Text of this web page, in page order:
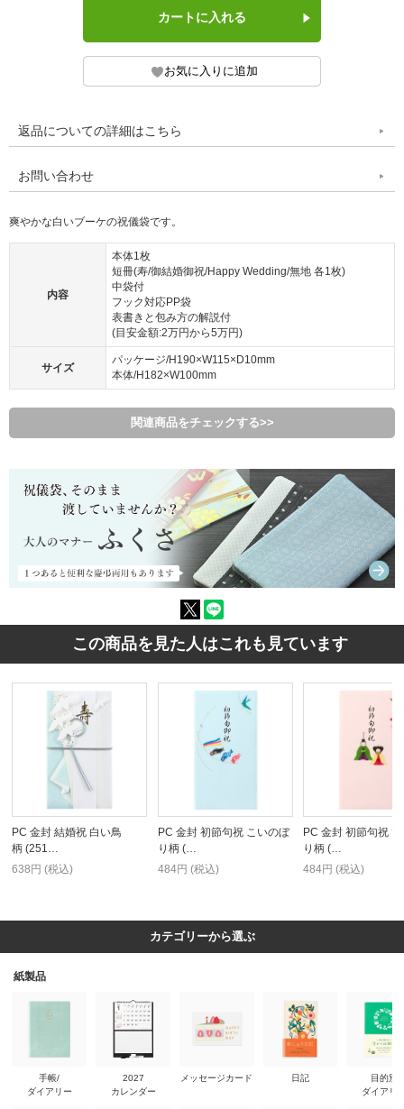
返品についての詳細はこちら
お問い合わせ
爽やかな白いブーケの祝儀袋です。
内容
本体1枚
短冊(寿/御結婚御祝/Happy Wedding/無地 各1枚)
中袋付
フック対応PP袋
表書きと包み方の解説付
(目安金額:2万円から5万円)
サイズ
パッケージ/H190×W115×D10mm
本体/H182×W100mm
関連商品をチェックする>>
この商品を見た人はこれも見ています
PC 金封 結婚祝 白い鳥
柄 (251…
638円 (税込)
PC 金封 初節句祝 こいのぼ
り柄 (…
484円 (税込)
PC 金封 初節句祝
り柄 (…
484円 (税込)
カテゴリーから選ぶ
紙製品
手帳/
ダイアリー
2027
カレンダー
メッセージカード 日記
目的別
ダイアリ